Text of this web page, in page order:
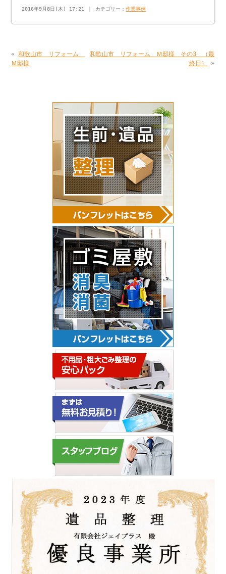
2016年9月8日(木) 17:21 ｜ カテゴリー：作業事例
«和歌山市 リフォーム
Ｍ邸様
和歌山市 リフォーム Ｍ邸様 その3 （最
終日）
»